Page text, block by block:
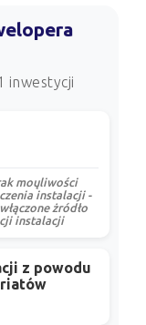
inwestycji
moųliwości
instalacji -
żródło
instalacji
z powodu